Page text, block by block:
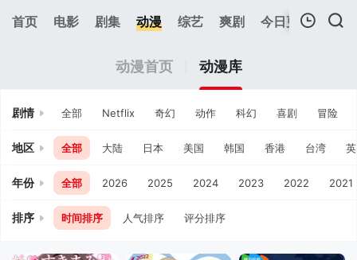
首页 电影 剧集 动漫 综艺 爽剧 今日更新 热榜
我的观影记录
暂无观看影片的记录
动漫首页 动漫库
剧情 全部 Netflix 奇幻 动作 科幻 喜剧 冒险
地区 全部 大陆 日本 美国 韩国 香港 台湾
年份 全部 2026 2025 2024 2023 2022 2021
排序 时间排序 人气排序 评分排序